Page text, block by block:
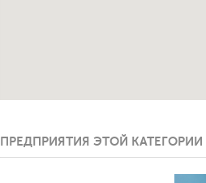
ПРЕДПРИЯТИЯ ЭТОЙ КАТЕГОРИИ